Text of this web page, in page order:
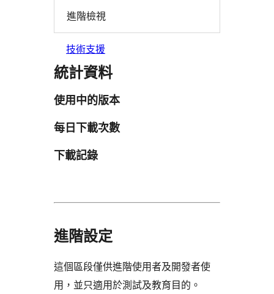
進階檢視
技術支援
統計資料
使用中的版本
每日下載次數
下載記錄
進階設定
這個區段僅供進階使用者及開發者使
用，並只適用於測試及教育目的。